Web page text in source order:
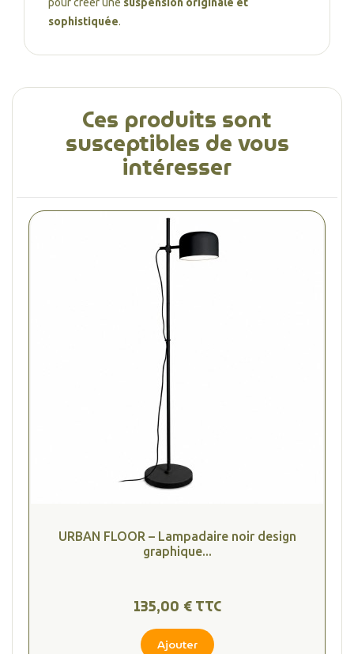
sophistiquée.
Ces produits sont
susceptibles de vous
intéresser
URBAN FLOOR – Lampadaire noir design
graphique...
135,00 € TTC
Ajouter